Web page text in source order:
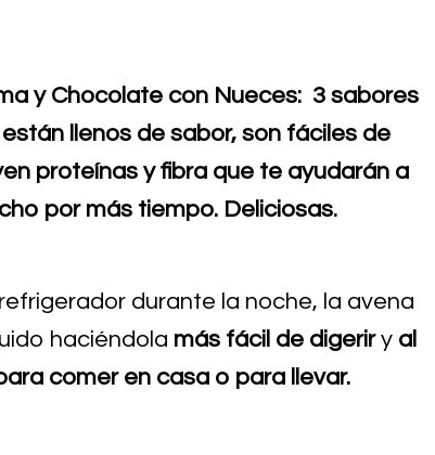
y Chocolate con Nueces: 3 sabores
llenos de sabor, son fáciles de
proteínas y fibra que te ayudarán a
por más tiempo. Deliciosas.
durante la noche, la avena
haciéndola más fácil de digeriry al
comer en casa o para llevar.